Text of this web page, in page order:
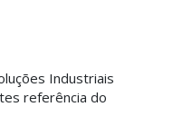
Industriais
referência do